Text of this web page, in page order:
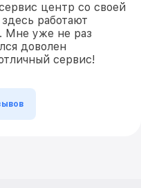
центр со своей
работают
Мне уже не раз
доволен
сервис!